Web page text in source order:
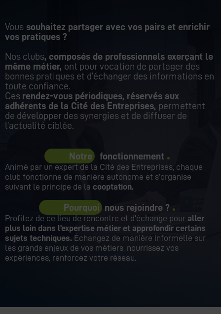
Vous souhaitez partager avec vos pairs et enrichir
vos pratiques ?
Nos clubs, composés de professionnels exerçant le
même métier, ont pour vocation de partager des
bonnes pratiques et d’échanger des informations en
toute confiance.
Ces rendez-vous périodiques, réservés aux
adhérents de la Cité des Entreprises, permettent
de développer des synergies et de diffuser de
l’actualité ciblée.
Notre fonctionnement
Animé par un expert de la Cité des Entreprises, chaque
club fonctionne de manière autonome et s’organise
suivant le principe de la cooptation.
Pourquoi nous rejoindre ?
Profitez de ce lieu de rencontre et d’échange pour aller
plus loin dans l’expertise métier et approfondir certains
sujets techniques. Échangez de manière informelle sur
les grands enjeux de vos métiers, nourrissez vos
expériences, renforcez votre réseau.